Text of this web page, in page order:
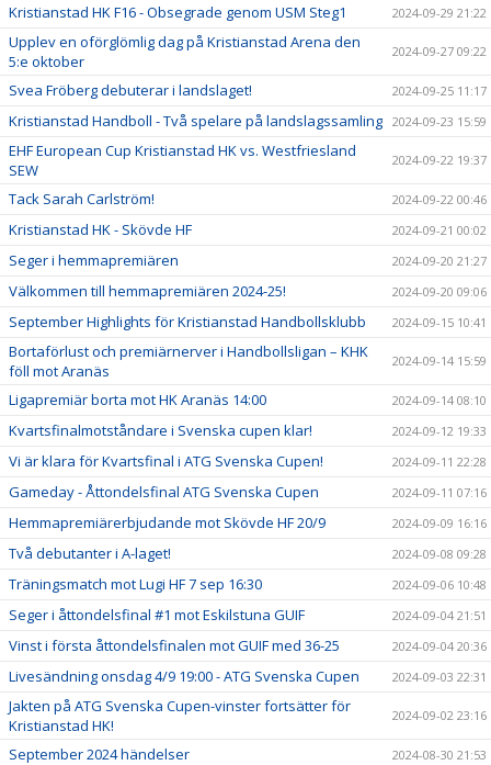
Kristianstad HK F16 - Obsegrade genom USM Steg1 2024-09-29 21:22
Upplev en oförglömlig dag på Kristianstad Arena den
5:e oktober
2024-09-27 09:22
Svea Fröberg debuterar i landslaget! 2024-09-25 11:17
Kristianstad Handboll - Två spelare på landslagssamling 2024-09-23 15:59
EHF European Cup Kristianstad HK vs. Westfriesland
SEW
2024-09-22 19:37
Tack Sarah Carlström! 2024-09-22 00:46
Kristianstad HK - Skövde HF 2024-09-21 00:02
Seger i hemmapremiären 2024-09-20 21:27
Välkommen till hemmapremiären 2024-25! 2024-09-20 09:06
September Highlights för Kristianstad Handbollsklubb 2024-09-15 10:41
Bortaförlust och premiärnerver i Handbollsligan – KHK
föll mot Aranäs
2024-09-14 15:59
Ligapremiär borta mot HK Aranäs 14:00 2024-09-14 08:10
Kvartsfinalmotståndare i Svenska cupen klar! 2024-09-12 19:33
Vi är klara för Kvartsfinal i ATG Svenska Cupen! 2024-09-11 22:28
Gameday - Åttondelsfinal ATG Svenska Cupen 2024-09-11 07:16
Hemmapremiärerbjudande mot Skövde HF 20/9 2024-09-09 16:16
Två debutanter i A-laget! 2024-09-08 09:28
Träningsmatch mot Lugi HF 7 sep 16:30 2024-09-06 10:48
Seger i åttondelsfinal #1 mot Eskilstuna GUIF 2024-09-04 21:51
Vinst i första åttondelsfinalen mot GUIF med 36-25 2024-09-04 20:36
Livesändning onsdag 4/9 19:00 - ATG Svenska Cupen 2024-09-03 22:31
Jakten på ATG Svenska Cupen-vinster fortsätter för
Kristianstad HK!
2024-09-02 23:16
September 2024 händelser 2024-08-30 21:53